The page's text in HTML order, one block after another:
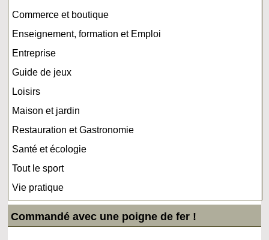
Commerce et boutique
Enseignement, formation et Emploi
Entreprise
Guide de jeux
Loisirs
Maison et jardin
Restauration et Gastronomie
Santé et écologie
Tout le sport
Vie pratique
Commandé avec une poigne de fer !